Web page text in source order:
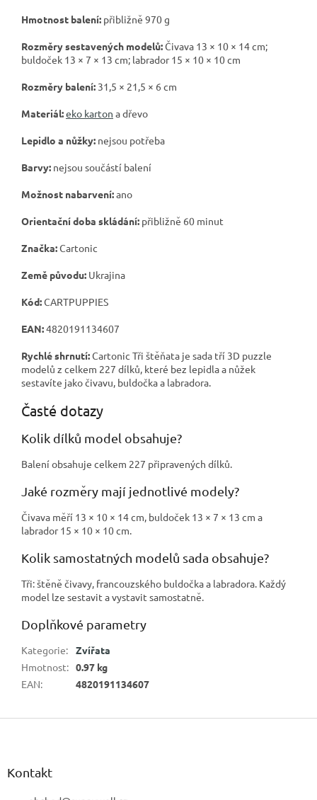
Hmotnost balení: přibližně 970 g
Rozměry sestavených modelů:Čivava 13 × 10 × 14 cm;
buldoček 13 × 7 × 13 cm; labrador 15 × 10 × 10 cm
Rozměry balení: 31,5 × 21,5 × 6 cm
Materiál:eko karton a dřevo
Lepidlo a nůžky: nejsou potřeba
Barvy: nejsou součástí balení
Možnost nabarvení:ano
Orientační doba skládání: přibližně 60 minut
Značka:Cartonic
Země původu: Ukrajina
Kód:CARTPUPPIES
EAN:4820191134607
Rychlé shrnutí:Cartonic Tři štěňata je sada tří 3D puzzle
modelů z celkem 227 dílků, které bez lepidla a nůžek
sestavíte jako čivavu, buldočka a labradora.
Časté dotazy
Kolik dílků model obsahuje?
Balení obsahuje celkem 227 připravených dílků.
Jaké rozměry mají jednotlivé modely?
Čivava měří 13 × 10 × 14 cm, buldoček 13 × 7 × 13 cm a
labrador 15 × 10 × 10 cm.
Kolik samostatných modelů sada obsahuje?
Tři: štěně čivavy, francouzského buldočka a labradora. Každý
model lze sestavit a vystavit samostatně.
Doplňkové parametry
Kategorie:
Zvířata
Hmotnost: 0.97 kg
EAN: 4820191134607
Z
Kontakt